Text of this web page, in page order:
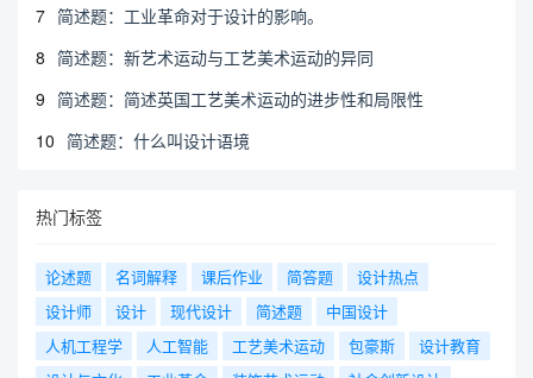
7 简述题：工业革命对于设计的影响。
8 简述题：新艺术运动与工艺美术运动的异同
9 简述题：简述英国工艺美术运动的进步性和局限性
10 简述题：什么叫设计语境
热门标签
论述题 名词解释 课后作业 简答题
设计热点
设计师
设计 现代设计 简述题
中国设计
人机工程学
人工智能 工艺美术运动 包豪斯
设计教育